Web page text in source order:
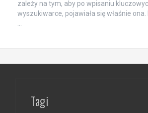
zależy na tym, aby po wpisaniu
wyszukiwarce, pojawiała się właśnie
Tagi